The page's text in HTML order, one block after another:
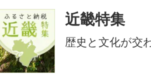
近畿特集
歴史と文化が交